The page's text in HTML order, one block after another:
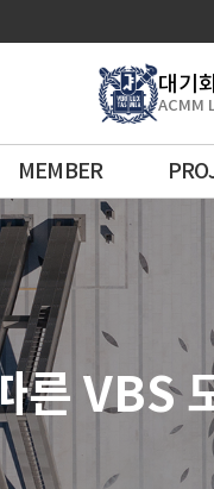
대기
ACMM
MEMBER